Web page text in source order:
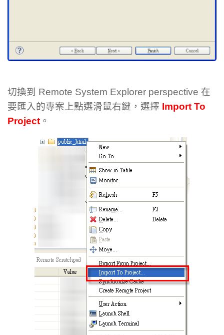
切換到 Remote System Explorer perspective 在
要匯入的專案上點選滑鼠右鍵，選擇 Import To
Project 。